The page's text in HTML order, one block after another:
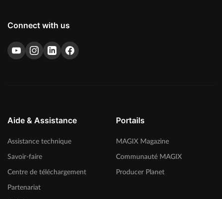
Connect with us
Aide & Assistance
Assistance technique
Savoir-faire
Centre de téléchargement
Partenariat
Portails
MAGIX Magazine
Communauté MAGIX
Producer Planet